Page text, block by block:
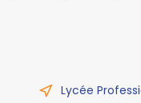
Lycée